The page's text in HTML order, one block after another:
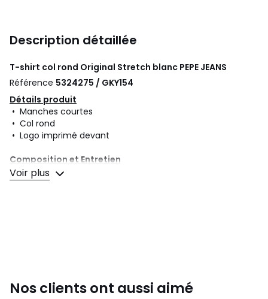
Description détaillée
T-shirt col rond Original Stretch blanc PEPE JEANS
Référence 5324275 / GKY154
Détails produit
• Manches courtes
• Col rond
• Logo imprimé devant
Composition et Entretien
• 95% coton, 5% élasthanne
• Pour l'entretien, merci de vous référer aux indications
Voir plus
Nos clients ont aussi aimé